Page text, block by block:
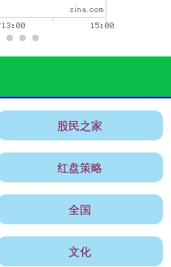
股民之家
红盘策略
全国
文化